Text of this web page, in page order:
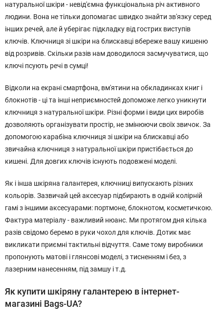
натуральної шкіри - невід'ємна функціональна річ активного
людини. Вона не тільки допомагає швидко знайти зв'язку серед
інших речей, але й уберігає підкладку від гострих виступів
ключів. Ключниця зі шкіри на блискавці вбереже вашу кишеню
від розривів. Скільки разів нам доводилося засмучуватися, що
ключі псують речі в сумці!
Відколи на екрані смартфона, вм'ятини на обкладинках книг і
блокнотів - ці та інші неприємностей допоможе легко уникнути
ключниця з натуральної шкіри. Різні форми і види цих виробів
дозволяють організувати простір, не змінюючи своїх звичок. За
допомогою карабіна ключниця зі шкіри на блискавці або
звичайна ключниця з натуральної шкіри пристібається до
кишені. Для довгих ключів існують подовжені моделі.
Як і інша шкіряна галантерея, ключниці випускають різних
кольорів. Зазвичай цей аксесуар підбирають в одній колірній
гамі з іншими аксесуарами: портмоне, блокнотом, косметичкою.
Фактура матеріалу - важливий нюанс. Ми протягом дня кілька
разів свідомо беремо в руки чохол для ключів. Дотик має
викликати приємні тактильні відчуття. Саме тому виробники
пропонують матові і глянсові моделі, з тисненням і без, з
лазерним нанесенням, під замшу і т.д.
Як купити шкіряну галантерею в інтернет-
магазині Bags-UA?